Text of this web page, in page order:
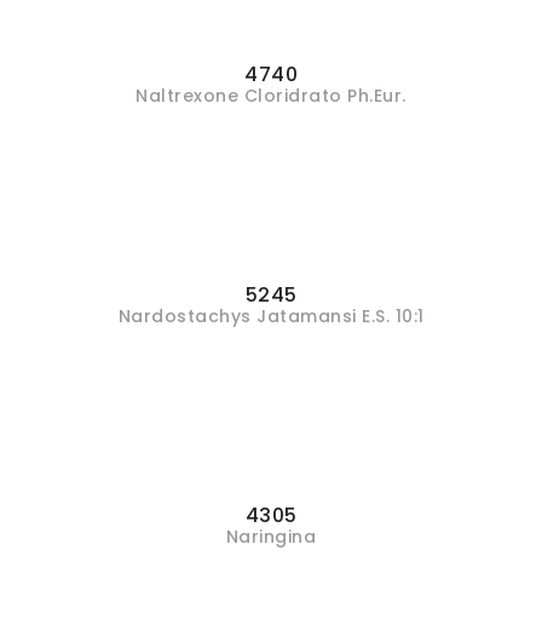
4740
Naltrexone Cloridrato Ph.Eur.
5245
Nardostachys Jatamansi E.S. 10:1
4305
Naringina